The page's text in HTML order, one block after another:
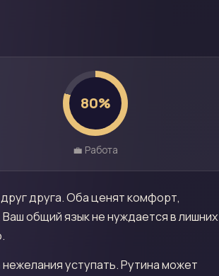
80%
💼 Работа
друга. Оба ценят комфорт,
общий язык не нуждается в лишних
уступать. Рутина может